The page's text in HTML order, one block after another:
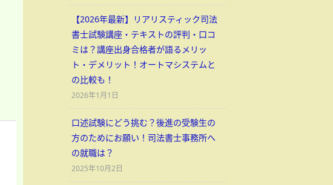
【2026年最新】リアリスティック司法
書士試験講座・テキストの評判・口コ
ミは？講座出身合格者が語るメリッ
ト・デメリット！オートマシステムと
の比較も！
2026年1月1日
口述試験にどう挑む？後進の受験生の
方のためにお願い！司法書士事務所へ
の就職は？
2025年10月2日